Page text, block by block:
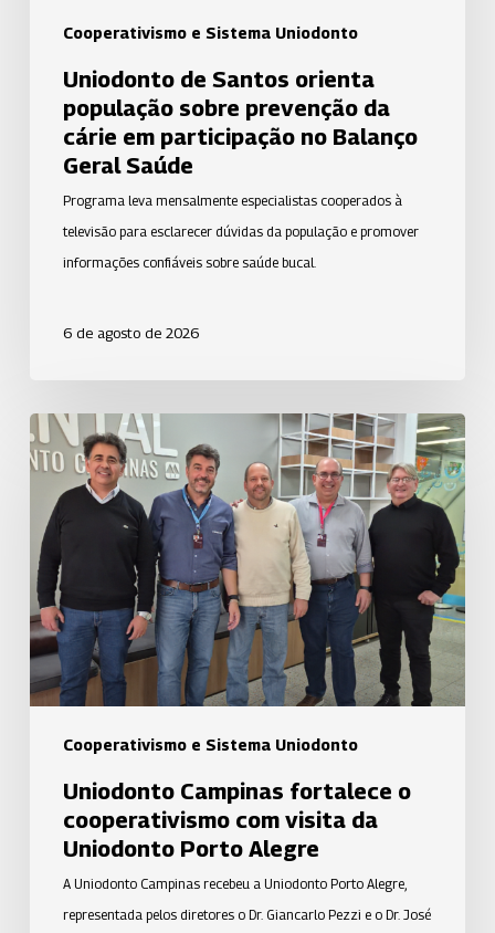
Cooperativismo e Sistema Uniodonto
participação
Balanço
Geral
Saúde
Uniodonto de Santos orienta
população sobre prevenção da
cárie em participação no Balanço
Geral Saúde
Programa leva mensalmente especialistas cooperados à
televisão para esclarecer dúvidas da população e promover
informações confiáveis sobre saúde bucal.
6 de agosto de 2026
Cooperativismo e Sistema Uniodonto
Uniodonto
Campinas
fortalece
cooperativismo
com
visita
da
Uniodonto
Porto
Alegre
Uniodonto Campinas fortalece o
cooperativismo com visita da
Uniodonto Porto Alegre
A Uniodonto Campinas recebeu a Uniodonto Porto Alegre,
representada pelos diretores o Dr. Giancarlo Pezzi e o Dr. José